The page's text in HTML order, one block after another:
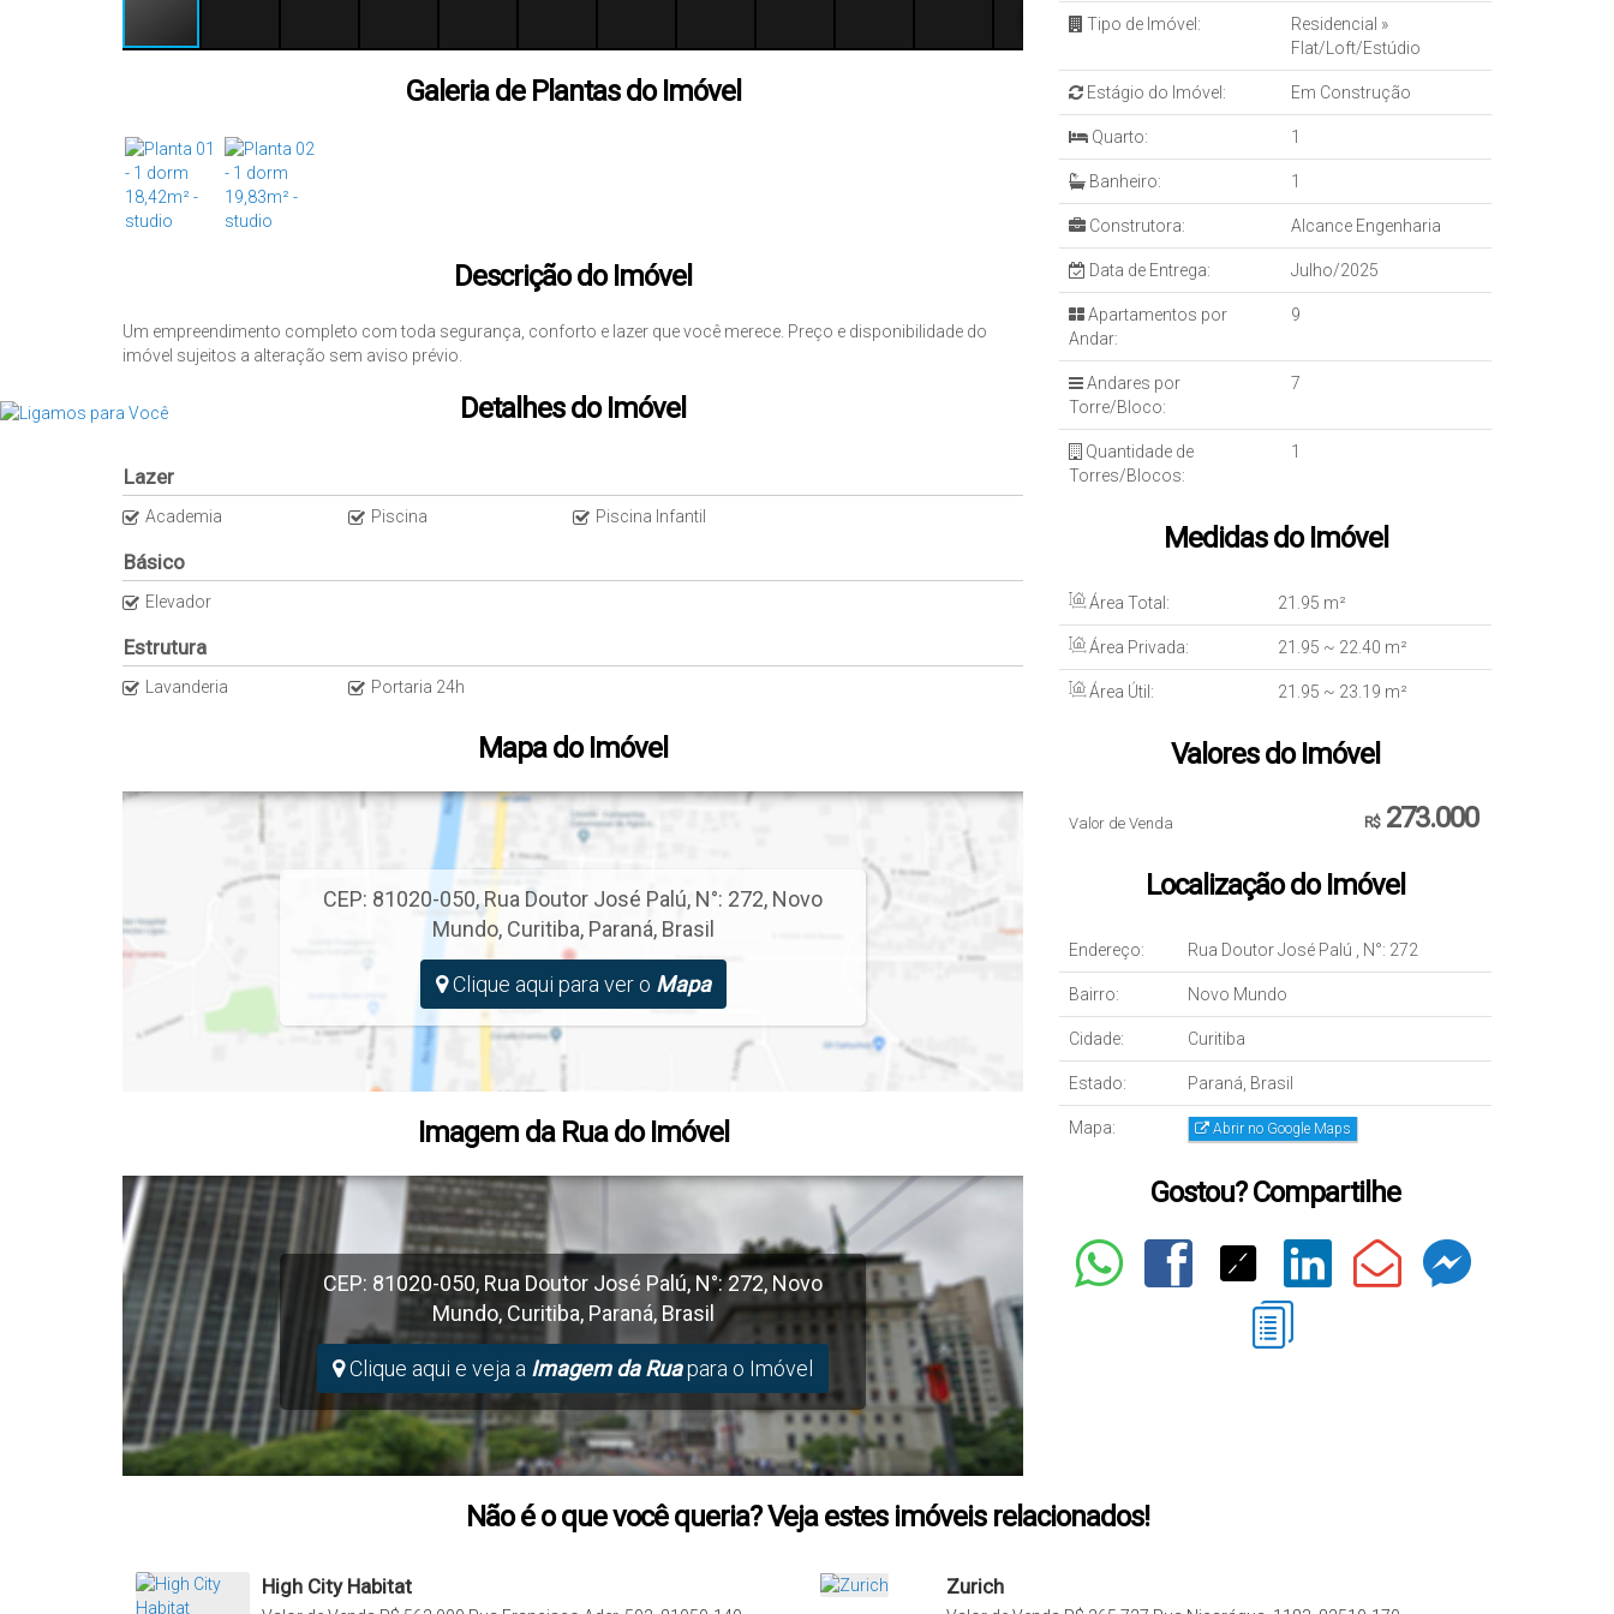
Galeria de Plantas do Imóvel
Descrição do Imóvel
Um empreendimento completo com toda segurança, conforto e lazer que você merece. Preço e disponibilidade do
imóvel sujeitos a alteração sem aviso prévio.
Detalhes do Imóvel
Lazer
Academia Piscina Piscina Infantil
Básico
Elevador
Estrutura
Lavanderia Portaria 24h
Mapa do Imóvel
CEP: 81020-050, Rua Doutor José Palú, N°: 272, Novo
Mundo, Curitiba, Paraná, Brasil
Clique aqui para ver o Mapa
Imagem da Rua do Imóvel
CEP: 81020-050, Rua Doutor José Palú, N°:272, Novo
Mundo, Curitiba, Paraná, Brasil
Clique aqui e veja a Imagem da Ruapara o Imóvel
Tipo de Imóvel: Residencial »
Flat/Loft/Estúdio
Estágio do Imóvel: Em Construção
Quarto: 1
Banheiro: 1
Construtora: Alcance Engenharia
Data de Entrega: Julho/2025
Apartamentos por
Andar:
9
Andares por
Torre/Bloco:
7
Quantidade de
Torres/Blocos:
1
Medidas do Imóvel
Área Total: 21 .95 m²
Área Privada: 21 .95 ~ 22 .40 m²
Área Útil: 21 .95 ~ 23 .19 m²
Valores do Imóvel
R$273.000
Valor de Venda
Localização do Imóvel
Endereço: Rua Doutor José Palú N°: 272
Bairro: Novo Mundo
Cidade: Curitiba
Estado: Paraná, Brasil
Mapa: Abrir no Google Maps
Gostou? Compartilhe
Não é o que você queria? Veja estes imóveis relacionados!
High City Habitat Zurich